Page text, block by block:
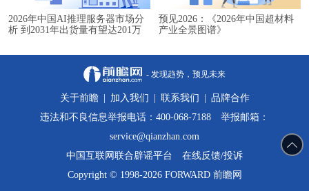
2026年中国AI推理服务器市场分
析 到2031年出货量有望达201万
预见2026：《2026年中国超材料
产业全景图谱》
- 发现趋势，预见未来
关于前瞻 加入我们 联系我们
品牌合作
违法和不良信息举报电话：400-068-7188 举报邮箱：
service@qianzhan.com
中国互联网联合辟谣平台
在线反馈/投诉
Copyright © 1998-2026 FORWARD 前瞻网